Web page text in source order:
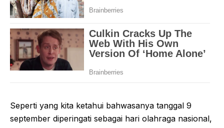
Seperti yang kita ketahui bahwasanya tanggal 9
september diperingati sebagai hari olahraga nasional,